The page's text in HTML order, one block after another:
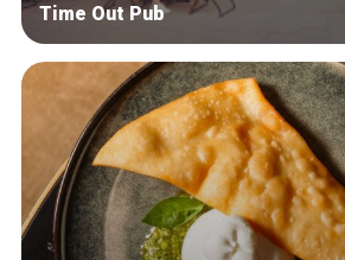
Time Out Pub